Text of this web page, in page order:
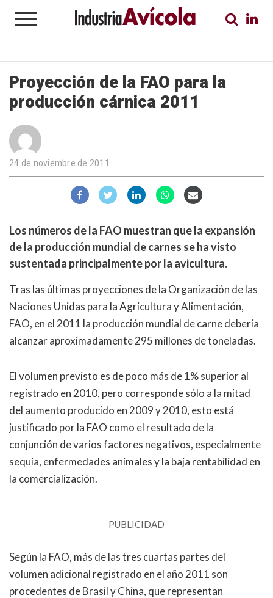
Proyección de la FAO para la
producción cárnica 2011
24 de noviembre de 2011
Los números de la FAO muestran que la expansión
de la producción mundial de carnes se ha visto
sustentada principalmente por la avicultura.
Tras las últimas proyecciones de la Organización de las
Naciones Unidas para la Agricultura y Alimentación,
FAO, en el 2011 la producción mundial de carne debería
alcanzar aproximadamente 295 millones de toneladas.
El volumen previsto es de poco más de 1% superior al
registrado en 2010, pero corresponde sólo a la mitad
del aumento producido en 2009 y 2010, esto está
justificado por la FAO como el resultado de la
conjunción de varios factores negativos, especialmente
sequía, enfermedades animales y la baja rentabilidad en
la comercialización.
PUBLICIDAD
Según la FAO, más de las tres cuartas partes del
volumen adicional registrado en el año 2011 son
procedentes de Brasil y China, que representan